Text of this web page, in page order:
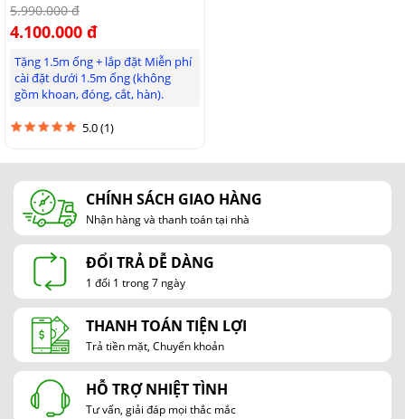
Bảngđiều khiển cảmứng cao cấpmột chạm đơn giản và thân
thiện mang lại trải nghiệm sử dụng dễ dàng, chức năng hẹn
giờ 12h giúp người dùng chủ động thời gian.
Không chỉ vậy, thiết bị còn tích hợp chế độ điều khiển thông
minh giúp bạn có thể ra lệnh bằng giọng nói, mang lại sự tiện
lợi tối đa trong việc điều chỉnh nhiệt độ theo ý muốn. Phạm vi
nhiệt độ điều chỉnh từ 16 - 30 độ C, máy đi kèm điều khiển từ
xa .
Điều khiển bằng giọng nói, kết nối Bluetooth
Đặc biệt, không chỉ dừng lại ở việc làm mát, điều hòa mini
PAC03 còn được trang bị chức năng điều khiển ra lệnh bằng
giọng nói, kết nối Bluetooth nghe nhạc quađiện thoại cực kỳ
tiện lợi.
5.990.000 đ
4.100.000 đ
Tặng 1.5m ống + lắp đặt Miễn phí
cài đặt dưới 1.5m ống (không
gồm khoan, đóng, cắt, hàn).
5.0 (1)
CHÍNH SÁCH GIAO HÀNG
Nhận hàng và thanh toán tại nhà
ĐỔI TRẢ DỄ DÀNG
1 đổi 1 trong 7 ngày
THANH TOÁN TIỆN LỢI
Trả tiền mặt, Chuyển khoản
HỖ TRỢ NHIỆT TÌNH
Tư vấn, giải đáp mọi thắc mắc